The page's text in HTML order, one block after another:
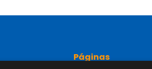
Páginas